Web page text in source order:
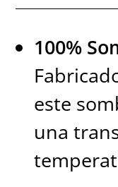
100%
este
una